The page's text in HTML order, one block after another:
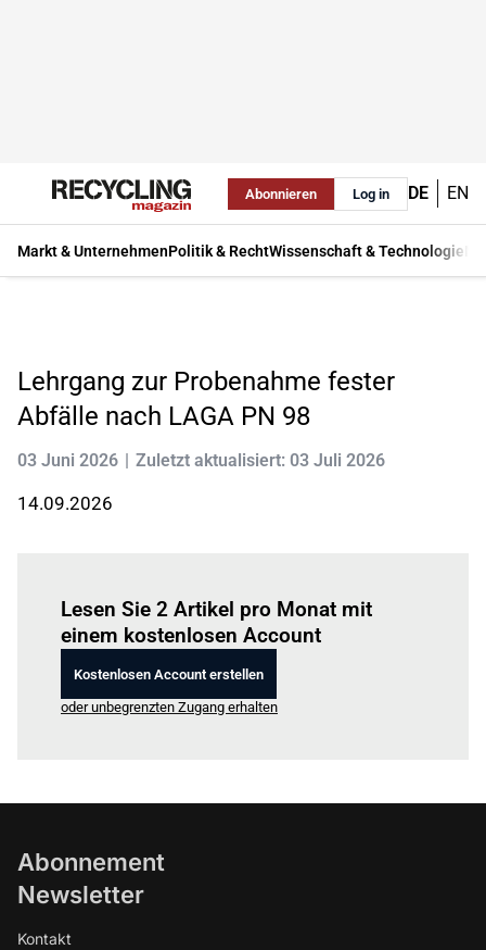
Abonnieren Log in DE EN
Markt & UnternehmenPolitik & RechtWissenschaft & Technologie
Lehrgang zur Probenahme fester
Abfälle nach LAGA PN 98
03 Juni 2026 Zuletzt aktualisiert: 03 Juli 2026
14.09.2026
Lesen Sie 2 Artikel pro Monat mit
einem kostenlosen Account
Kostenlosen Account erstellen
oder unbegrenzten Zugang erhalten
Abonnement
Newsletter
Kontakt